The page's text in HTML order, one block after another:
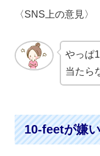
〈SNS上の意見〉
やっぱ
当たら
10-feetが嫌